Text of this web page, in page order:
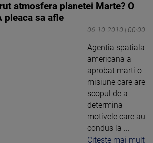
atmosfera planetei Marte? O
pleaca sa afle
06-10-2010 | 00:00
Agentia spatiala
americana a
aprobat marti o
misiune care are
scopul de a
determina
motivele care au
condus la ...
Citeste mai mult